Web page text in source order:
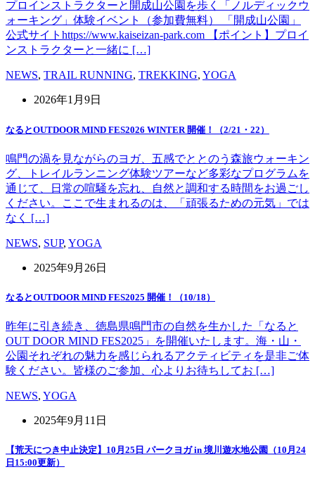
プロインストラクターと開成山公園を歩く「ノルディックウ
ォーキング」体験イベント（参加費無料） 「開成山公園」
公式サイトhttps://www.kaiseizan-park.com 【ポイント】プロイ
ンストラクターと一緒に […]
NEWS, TRAIL RUNNING, TREKKING, YOGA
2026年1月9日
なるとOUTDOOR MIND FES2026 WINTER 開催！（2/21・22）
鳴門の渦を見ながらのヨガ、五感でととのう森旅ウォーキン
グ、トレイルランニング体験ツアーなど多彩なプログラムを
通じて、日常の喧騒を忘れ、自然と調和する時間をお過ごし
ください。ここで生まれるのは、「頑張るための元気」では
なく […]
NEWS, SUP, YOGA
2025年9月26日
なるとOUTDOOR MIND FES2025 開催！（10/18）
昨年に引き続き、徳島県鳴門市の自然を生かした「なると
OUT DOOR MIND FES2025」を開催いたします。海・山・
公園それぞれの魅力を感じられるアクティビティを是非ご体
験ください。皆様のご参加、心よりお待ちしてお […]
NEWS, YOGA
2025年9月11日
【荒天につき中止決定】10月25日 パークヨガ in 境川遊水地公園（10月24
日15:00更新）